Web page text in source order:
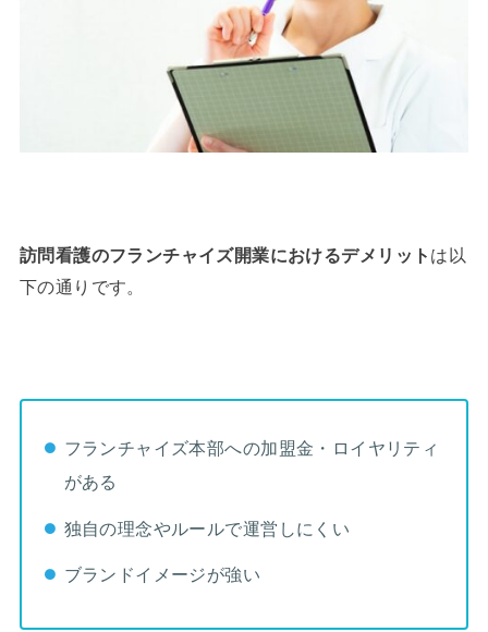
訪問看護のフランチャイズ開業におけるデメリット は以
下の通りです。
フランチャイズ本部への加盟金・ロイヤリティ
がある
独自の理念やルールで運営しにくい
ブランドイメージが強い